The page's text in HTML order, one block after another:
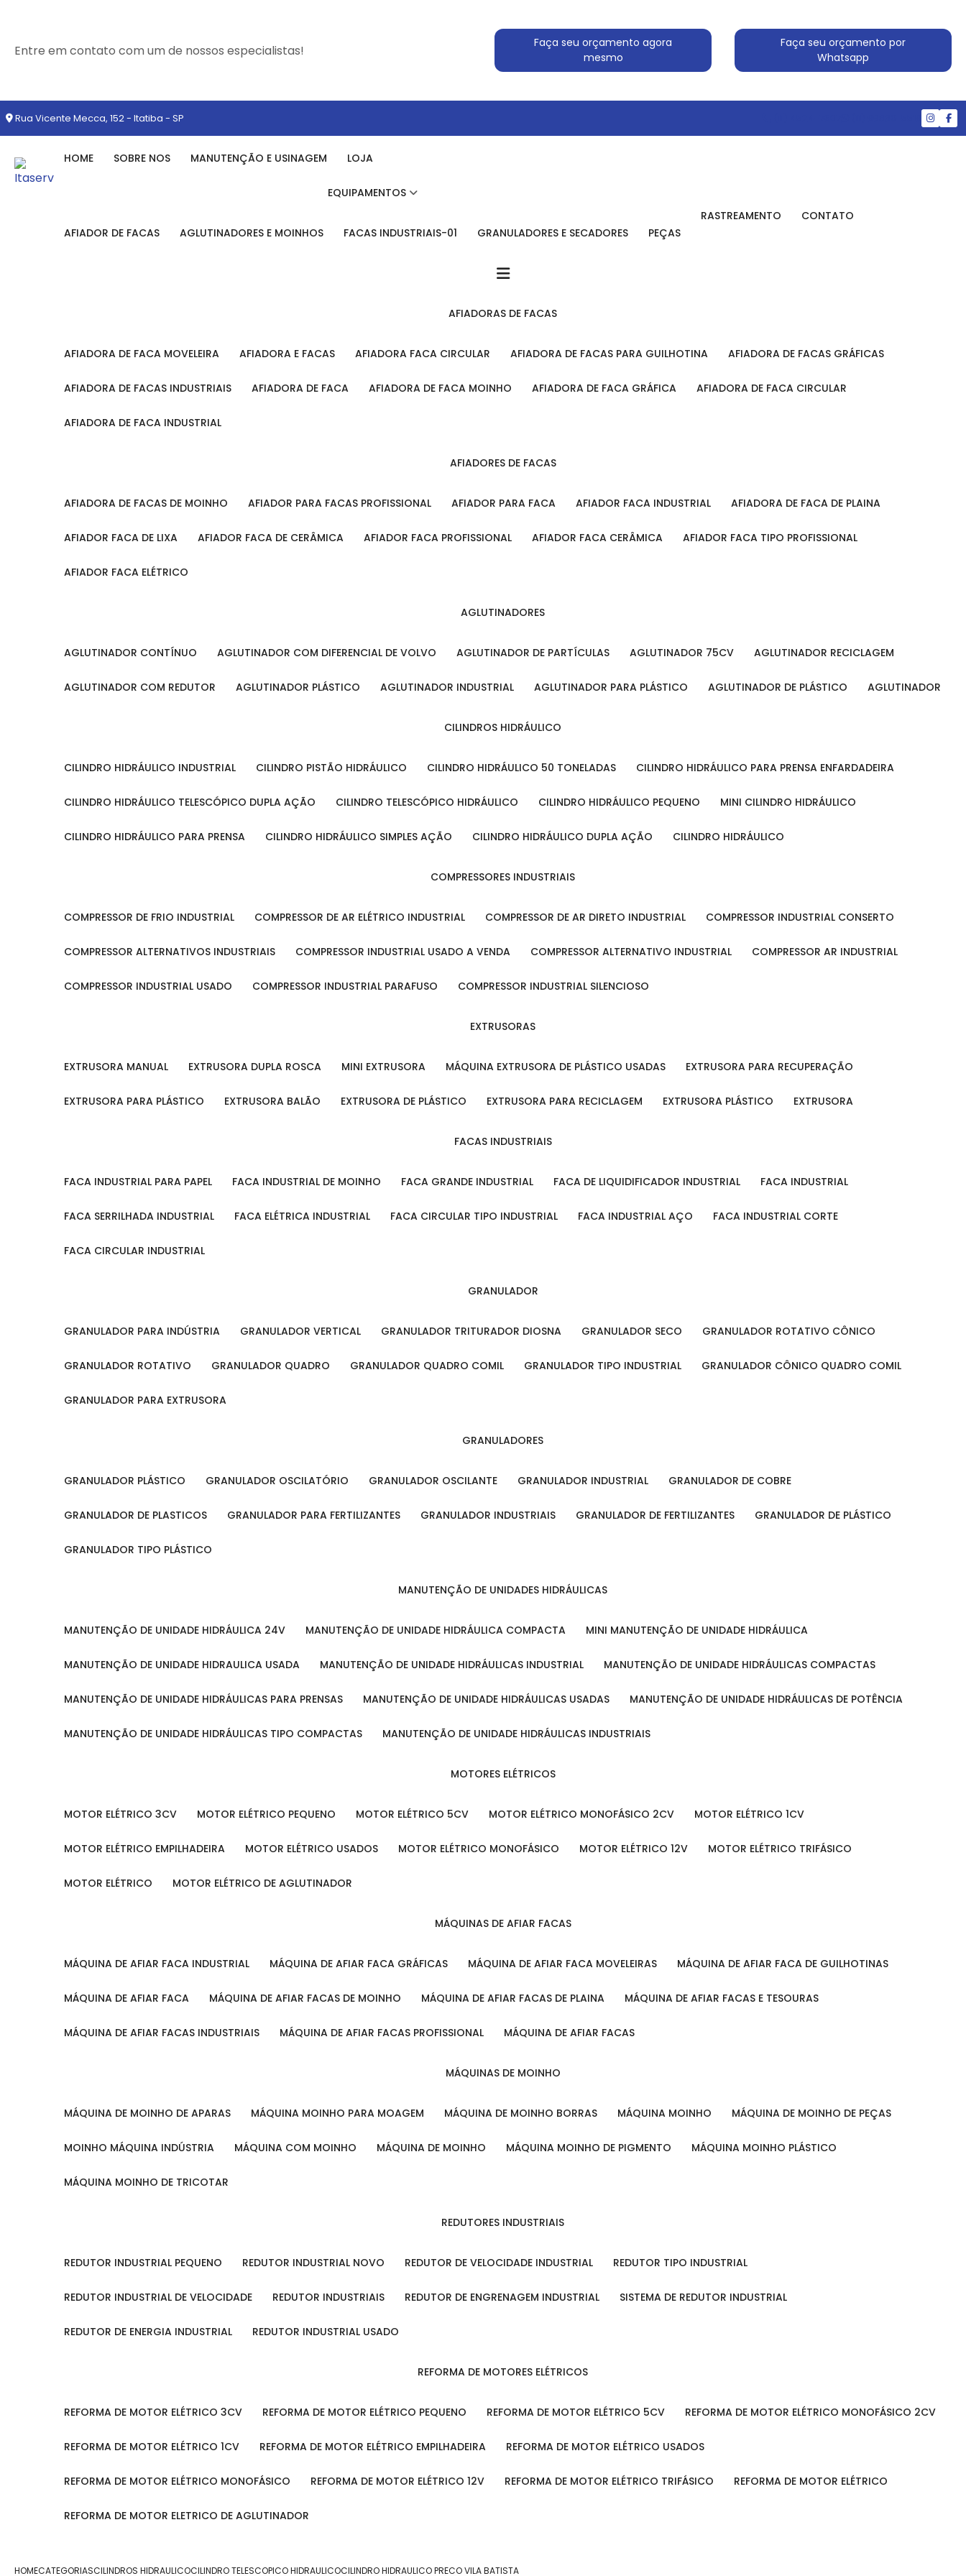
Entre em contato com um de nossos especialistas!
Faça seu orçamento agora
mesmo
Faça seu orçamento por
Whatsapp
Rua Vicente Mecca, 152 - Itatiba - SP
HOME SOBRE NOS MANUTENÇÃO E USINAGEM LOJA
EQUIPAMENTOS
AFIADOR DE FACAS AGLUTINADORES E MOINHOS FACAS INDUSTRIAIS-01 GRANULADORES E SECADORES PEÇAS
RASTREAMENTO CONTATO
AFIADORAS DE FACAS
AFIADORA DE FACA MOVELEIRA AFIADORA E FACAS AFIADORA FACA CIRCULAR AFIADORA DE FACAS PARA GUILHOTINA AFIADORA DE FACAS GRÁFICAS
AFIADORA DE FACAS INDUSTRIAIS AFIADORA DE FACA AFIADORA DE FACA MOINHO AFIADORA DE FACA GRÁFICA AFIADORA DE FACA CIRCULAR
AFIADORA DE FACA INDUSTRIAL
AFIADORES DE FACAS
AFIADORA DE FACAS DE MOINHO AFIADOR PARA FACAS PROFISSIONAL AFIADOR PARA FACA AFIADOR FACA INDUSTRIAL AFIADORA DE FACA DE PLAINA
AFIADOR FACA DE LIXA AFIADOR FACA DE CERÂMICA AFIADOR FACA PROFISSIONAL AFIADOR FACA CERÂMICA AFIADOR FACA TIPO PROFISSIONAL
AFIADOR FACA ELÉTRICO
AGLUTINADORES
AGLUTINADOR CONTÍNUO AGLUTINADOR COM DIFERENCIAL DE VOLVO AGLUTINADOR DE PARTÍCULAS AGLUTINADOR 75CV AGLUTINADOR RECICLAGEM
AGLUTINADOR COM REDUTOR AGLUTINADOR PLÁSTICO AGLUTINADOR INDUSTRIAL AGLUTINADOR PARA PLÁSTICO AGLUTINADOR DE PLÁSTICO AGLUTINADOR
CILINDROS HIDRÁULICO
CILINDRO HIDRÁULICO INDUSTRIAL CILINDRO PISTÃO HIDRÁULICO CILINDRO HIDRÁULICO 50 TONELADAS CILINDRO HIDRÁULICO PARA PRENSA ENFARDADEIRA
CILINDRO HIDRÁULICO TELESCÓPICO DUPLA AÇÃO CILINDRO TELESCÓPICO HIDRÁULICO CILINDRO HIDRÁULICO PEQUENO MINI CILINDRO HIDRÁULICO
CILINDRO HIDRÁULICO PARA PRENSA CILINDRO HIDRÁULICO SIMPLES AÇÃO CILINDRO HIDRÁULICO DUPLA AÇÃO CILINDRO HIDRÁULICO
COMPRESSORES INDUSTRIAIS
COMPRESSOR DE FRIO INDUSTRIAL COMPRESSOR DE AR ELÉTRICO INDUSTRIAL COMPRESSOR DE AR DIRETO INDUSTRIAL COMPRESSOR INDUSTRIAL CONSERTO
COMPRESSOR ALTERNATIVOS INDUSTRIAIS COMPRESSOR INDUSTRIAL USADO A VENDA COMPRESSOR ALTERNATIVO INDUSTRIAL COMPRESSOR AR INDUSTRIAL
COMPRESSOR INDUSTRIAL USADO COMPRESSOR INDUSTRIAL PARAFUSO COMPRESSOR INDUSTRIAL SILENCIOSO
EXTRUSORAS
EXTRUSORA MANUAL EXTRUSORA DUPLA ROSCA MINI EXTRUSORA MÁQUINA EXTRUSORA DE PLÁSTICO USADAS EXTRUSORA PARA RECUPERAÇÃO
EXTRUSORA PARA PLÁSTICO EXTRUSORA BALÃO EXTRUSORA DE PLÁSTICO EXTRUSORA PARA RECICLAGEM EXTRUSORA PLÁSTICO EXTRUSORA
FACAS INDUSTRIAIS
FACA INDUSTRIAL PARA PAPEL FACA INDUSTRIAL DE MOINHO FACA GRANDE INDUSTRIAL FACA DE LIQUIDIFICADOR INDUSTRIAL FACA INDUSTRIAL
FACA SERRILHADA INDUSTRIAL FACA ELÉTRICA INDUSTRIAL FACA CIRCULAR TIPO INDUSTRIAL FACA INDUSTRIAL AÇO FACA INDUSTRIAL CORTE
FACA CIRCULAR INDUSTRIAL
GRANULADOR
GRANULADOR PARA INDÚSTRIA GRANULADOR VERTICAL GRANULADOR TRITURADOR DIOSNA GRANULADOR SECO GRANULADOR ROTATIVO CÔNICO
GRANULADOR ROTATIVO GRANULADOR QUADRO GRANULADOR QUADRO COMIL GRANULADOR TIPO INDUSTRIAL GRANULADOR CÔNICO QUADRO COMIL
GRANULADOR PARA EXTRUSORA
GRANULADORES
GRANULADOR PLÁSTICO GRANULADOR OSCILATÓRIO GRANULADOR OSCILANTE GRANULADOR INDUSTRIAL GRANULADOR DE COBRE
GRANULADOR DE PLASTICOS GRANULADOR PARA FERTILIZANTES GRANULADOR INDUSTRIAIS GRANULADOR DE FERTILIZANTES GRANULADOR DE PLÁSTICO
GRANULADOR TIPO PLÁSTICO
MANUTENÇÃO DE UNIDADES HIDRÁULICAS
MANUTENÇÃO DE UNIDADE HIDRÁULICA 24V MANUTENÇÃO DE UNIDADE HIDRÁULICA COMPACTA MINI MANUTENÇÃO DE UNIDADE HIDRÁULICA
MANUTENÇÃO DE UNIDADE HIDRAULICA USADA MANUTENÇÃO DE UNIDADE HIDRÁULICAS INDUSTRIAL MANUTENÇÃO DE UNIDADE HIDRÁULICAS COMPACTAS
MANUTENÇÃO DE UNIDADE HIDRÁULICAS PARA PRENSAS MANUTENÇÃO DE UNIDADE HIDRÁULICAS USADAS MANUTENÇÃO DE UNIDADE HIDRÁULICAS DE POTÊNCIA
MANUTENÇÃO DE UNIDADE HIDRÁULICAS TIPO COMPACTAS MANUTENÇÃO DE UNIDADE HIDRÁULICAS INDUSTRIAIS
MOTORES ELÉTRICOS
MOTOR ELÉTRICO 3CV MOTOR ELÉTRICO PEQUENO MOTOR ELÉTRICO 5CV MOTOR ELÉTRICO MONOFÁSICO 2CV MOTOR ELÉTRICO 1CV
MOTOR ELÉTRICO EMPILHADEIRA MOTOR ELÉTRICO USADOS MOTOR ELÉTRICO MONOFÁSICO MOTOR ELÉTRICO 12V MOTOR ELÉTRICO TRIFÁSICO
MOTOR ELÉTRICO MOTOR ELÉTRICO DE AGLUTINADOR
MÁQUINAS DE AFIAR FACAS
MÁQUINA DE AFIAR FACA INDUSTRIAL MÁQUINA DE AFIAR FACA GRÁFICAS MÁQUINA DE AFIAR FACA MOVELEIRAS MÁQUINA DE AFIAR FACA DE GUILHOTINAS
MÁQUINA DE AFIAR FACA MÁQUINA DE AFIAR FACAS DE MOINHO MÁQUINA DE AFIAR FACAS DE PLAINA MÁQUINA DE AFIAR FACAS E TESOURAS
MÁQUINA DE AFIAR FACAS INDUSTRIAIS MÁQUINA DE AFIAR FACAS PROFISSIONAL MÁQUINA DE AFIAR FACAS
MÁQUINAS DE MOINHO
MÁQUINA DE MOINHO DE APARAS MÁQUINA MOINHO PARA MOAGEM MÁQUINA DE MOINHO BORRAS MÁQUINA MOINHO MÁQUINA DE MOINHO DE PEÇAS
MOINHO MÁQUINA INDÚSTRIA MÁQUINA COM MOINHO MÁQUINA DE MOINHO MÁQUINA MOINHO DE PIGMENTO MÁQUINA MOINHO PLÁSTICO
MÁQUINA MOINHO DE TRICOTAR
REDUTORES INDUSTRIAIS
REDUTOR INDUSTRIAL PEQUENO REDUTOR INDUSTRIAL NOVO REDUTOR DE VELOCIDADE INDUSTRIAL REDUTOR TIPO INDUSTRIAL
REDUTOR INDUSTRIAL DE VELOCIDADE REDUTOR INDUSTRIAIS REDUTOR DE ENGRENAGEM INDUSTRIAL SISTEMA DE REDUTOR INDUSTRIAL
REDUTOR DE ENERGIA INDUSTRIAL REDUTOR INDUSTRIAL USADO
REFORMA DE MOTORES ELÉTRICOS
REFORMA DE MOTOR ELÉTRICO 3CV REFORMA DE MOTOR ELÉTRICO PEQUENO REFORMA DE MOTOR ELÉTRICO 5CV REFORMA DE MOTOR ELÉTRICO MONOFÁSICO 2CV
REFORMA DE MOTOR ELÉTRICO 1CV REFORMA DE MOTOR ELÉTRICO EMPILHADEIRA REFORMA DE MOTOR ELÉTRICO USADOS
REFORMA DE MOTOR ELÉTRICO MONOFÁSICO REFORMA DE MOTOR ELÉTRICO 12V REFORMA DE MOTOR ELÉTRICO TRIFÁSICO REFORMA DE MOTOR ELÉTRICO
REFORMA DE MOTOR ELETRICO DE AGLUTINADOR
HOMECATEGORIASCILINDROS HIDRAULICOCILINDRO TELESCOPICO HIDRAULICOCILINDRO HIDRAULICO PRECO VILA BATISTA